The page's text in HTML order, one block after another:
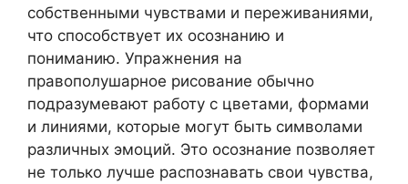
собственными чувствами и переживаниями,
что способствует их осознанию и
пониманию. Упражнения на
правополушарное рисование обычно
подразумевают работу с цветами, формами
и линиями, которые могут быть символами
различных эмоций. Это осознание позволяет
не только лучше распознавать свои чувства,